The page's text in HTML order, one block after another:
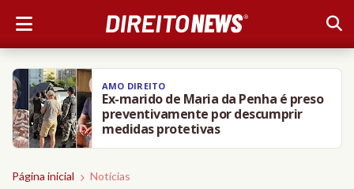
AMO DIREITO
Ex-marido de Maria da Penha é preso
preventivamente por descumprir
medidas protetivas
Página inicial Notícias